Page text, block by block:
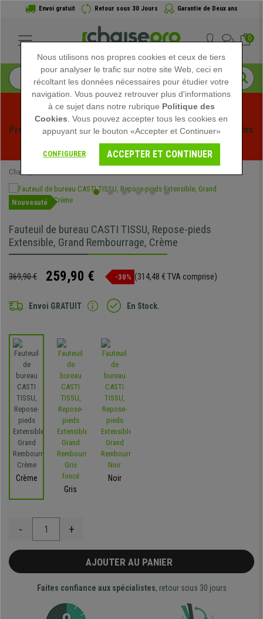
Envoi gratuit Retour sous 30 Jours Garantie de Deux ans
0
Profitez des soldes d'été chez Chaisepro ! Des réductions
exclusives pour une durée limitée - Voir l'offre
Chaisepro
Nouveauté
Fauteuil de bureau CASTI TISSU, Repose-pieds
Extensible, Grand Rembourrage, Crème
369,90 € 259,90 € -30% (314,48 € TVA comprise)
Envoi GRATUIT En Stock.
Crème
Gris
Noir
- +
AJOUTER AU PANIER
Faites confiance aux spécialistes, retour sous 30 jours
Nous utilisons nos propres cookies et ceux de tiers
pour analyser le trafic sur notre site Web, ceci en
récoltant les données nécessaires pour étudier votre
navigation. Vous pouvez retrouver plus d'informations
à ce sujet dans notre rubrique Politique des
Cookies . Vous pouvez accepter tous les cookies en
appuyant sur le bouton «Accepter et Continuer»
CONFIGURER ACCEPTER ET CONTINUER